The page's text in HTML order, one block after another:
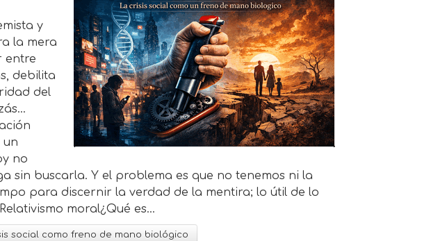
y
la mera
entre
debilita
del
un
no
sin buscarla. Y el problema es que no tenemos ni la
para discernir la verdad de la mentira; lo útil de lo
moral¿Qué es...
social como freno de mano biológico